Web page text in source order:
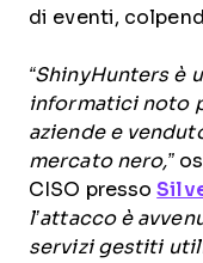
di eventi,
“ShinyHunters è
informatici noto
aziende e
mercato nero,”
CISO presso
l’attacco è
servizi gestiti